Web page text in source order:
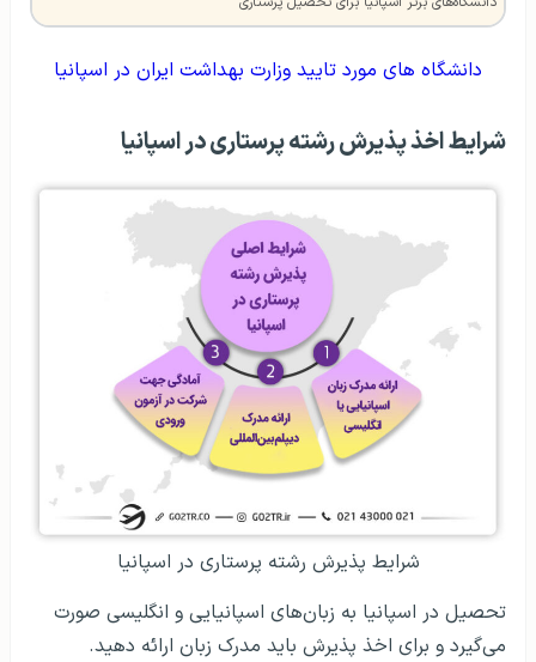
دانشگاه‌ های مورد تایید وزارت بهداشت ایران در اسپانیا
شرایط اخذ پذیرش رشته پرستاری در اسپانیا
شرایط پذیرش رشته پرستاری در اسپانیا
تحصیل در اسپانیا به زبان‌های اسپانیایی و انگلیسی صورت
می‌گیرد و برای اخذ پذیرش باید مدرک زبان ارائه دهید.